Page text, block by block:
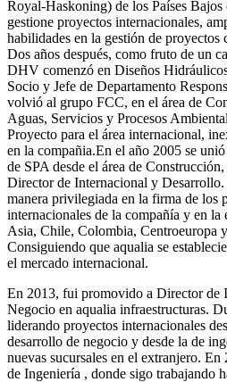
Royal-Haskoning) de los Países
gestione proyectos internacionales,
habilidades en la gestión de proyectos
Dos años después, como fruto de un
DHV comenzó en Diseños
Socio y Jefe de Departamento
volvió al grupo FCC, en el área de
Aguas, Servicios y Procesos
Proyecto para el área internacional,
en la compañia.En el año 2005 se
de SPA desde el área de
Director de Internacional y Desarrollo.
manera privilegiada en la firma de los
internacionales de la compañía y en la
Asia, Chile, Colombia, Centroeuropa
Consiguiendo que aqualia se
el mercado internacional.
En 2013, fui promovido a Director de
Negocio en aqualia infraestructuras.
liderando proyectos internacionales
desarrollo de negocio y desde la de
nuevas sucursales en el extranjero.
de Ingeniería , donde sigo trabajando